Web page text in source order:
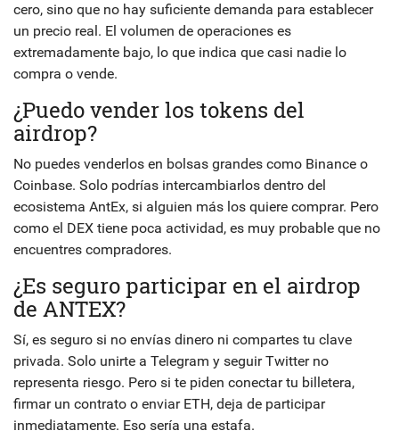
cero, sino que no hay suficiente demanda para establecer
un precio real. El volumen de operaciones es
extremadamente bajo, lo que indica que casi nadie lo
compra o vende.
¿Puedo vender los tokens del
airdrop?
No puedes venderlos en bolsas grandes como Binance o
Coinbase. Solo podrías intercambiarlos dentro del
ecosistema AntEx, si alguien más los quiere comprar. Pero
como el DEX tiene poca actividad, es muy probable que no
encuentres compradores.
¿Es seguro participar en el airdrop
de ANTEX?
Sí, es seguro si no envías dinero ni compartes tu clave
privada. Solo unirte a Telegram y seguir Twitter no
representa riesgo. Pero si te piden conectar tu billetera,
firmar un contrato o enviar ETH, deja de participar
inmediatamente. Eso sería una estafa.